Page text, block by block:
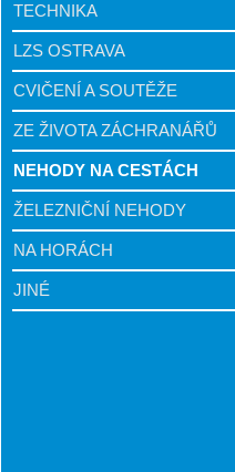
TECHNIKA
LZS OSTRAVA
CVIČENÍ A SOUTĚŽE
ZE ŽIVOTA ZÁCHRANÁŘŮ
NEHODY NA CESTÁCH
ŽELEZNIČNÍ NEHODY
NA HORÁCH
JINÉ